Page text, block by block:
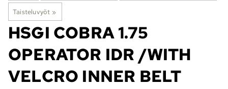
Taisteluvyöt ‪»
HSGI COBRA 1.75
OPERATOR IDR /WITH
VELCRO INNER BELT